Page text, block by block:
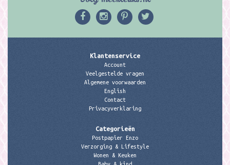
Klantenservice
Account
Veelgestelde vragen
Algemene voorwaarden
English
Contact
Privacyverklaring
Categorieën
Postpapier Enzo
Verzorging & Lifestyle
Wonen & Keuken